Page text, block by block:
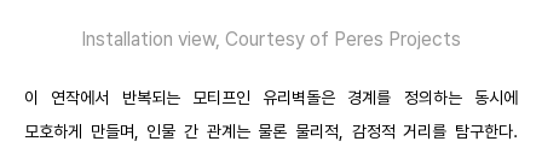
Installation view, Courtesy of Peres Projects
이 연작에서 반복되는 모티프인 유리벽돌은 경계를 정의하는 동시에
모호하게 만들며, 인물 간 관계는 물론 물리적, 감정적 거리를 탐구한다.